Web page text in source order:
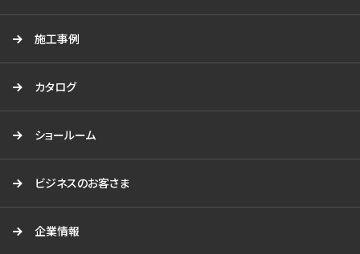
施工事例
カタログ
ショールーム
ビジネスのお客さま
企業情報